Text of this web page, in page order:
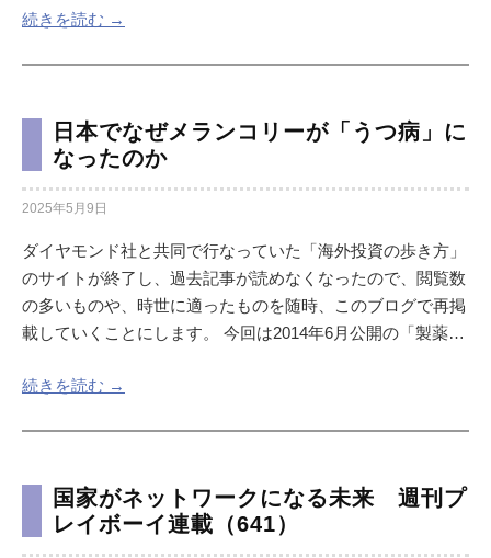
続きを読む →
日本でなぜメランコリーが「うつ病」に
なったのか
2025年5月9日
ダイヤモンド社と共同で行なっていた「海外投資の歩き方」
のサイトが終了し、過去記事が読めなくなったので、閲覧数
の多いものや、時世に適ったものを随時、このブログで再掲
載していくことにします。 今回は2014年6月公開の「製薬…
続きを読む →
国家がネットワークになる未来 週刊プ
レイボーイ連載（641）